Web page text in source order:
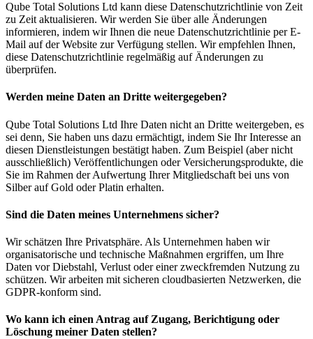
Qube Total Solutions Ltd kann diese Datenschutzrichtlinie von Zeit
zu Zeit aktualisieren. Wir werden Sie über alle Änderungen
informieren, indem wir Ihnen die neue Datenschutzrichtlinie per E-
Mail auf der Website zur Verfügung stellen. Wir empfehlen Ihnen,
diese Datenschutzrichtlinie regelmäßig auf Änderungen zu
überprüfen.
Werden meine Daten an Dritte weitergegeben?
Qube Total Solutions Ltd Ihre Daten nicht an Dritte weitergeben, es
sei denn, Sie haben uns dazu ermächtigt, indem Sie Ihr Interesse an
diesen Dienstleistungen bestätigt haben. Zum Beispiel (aber nicht
ausschließlich) Veröffentlichungen oder Versicherungsprodukte, die
Sie im Rahmen der Aufwertung Ihrer Mitgliedschaft bei uns von
Silber auf Gold oder Platin erhalten.
Sind die Daten meines Unternehmens sicher?
Wir schätzen Ihre Privatsphäre. Als Unternehmen haben wir
organisatorische und technische Maßnahmen ergriffen, um Ihre
Daten vor Diebstahl, Verlust oder einer zweckfremden Nutzung zu
schützen. Wir arbeiten mit sicheren cloudbasierten Netzwerken, die
GDPR-konform sind.
Wo kann ich einen Antrag auf Zugang, Berichtigung oder
Löschung meiner Daten stellen?